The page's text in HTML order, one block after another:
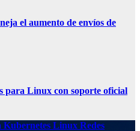
el aumento de envíos de
para Linux con soporte oficial
Kubernetes Linux Redes